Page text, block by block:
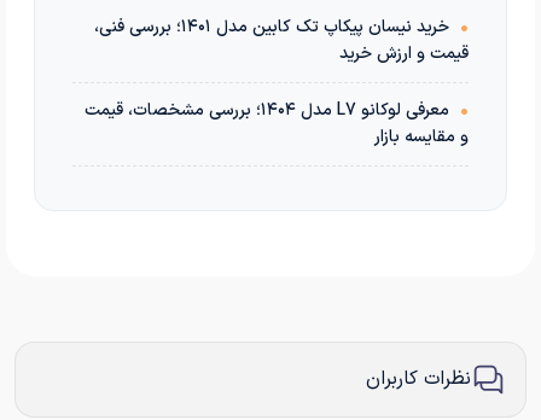
•
خرید نیسان پیکاپ تک کابین مدل ۱۴۰۱؛ بررسی فنی،
قیمت و ارزش خرید
•
معرفی لوکانو L7 مدل ۱۴۰۴؛ بررسی مشخصات، قیمت
و مقایسه بازار
نظرات کاربران